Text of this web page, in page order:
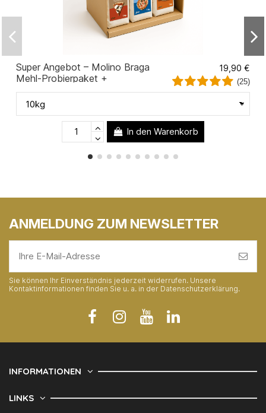
Super Angebot – Molino Braga
Mehl-Probierpaket +
Gratisversand
19,90 €
(25)
In den Warenkorb
ANMELDUNG ZUM NEWSLETTER
Sie können Ihr Einverständnis jederzeit widerrufen. Unsere
Kontaktinformationen finden Sie u. a. in der Datenschutzerklärung.
INFORMATIONEN
LINKS